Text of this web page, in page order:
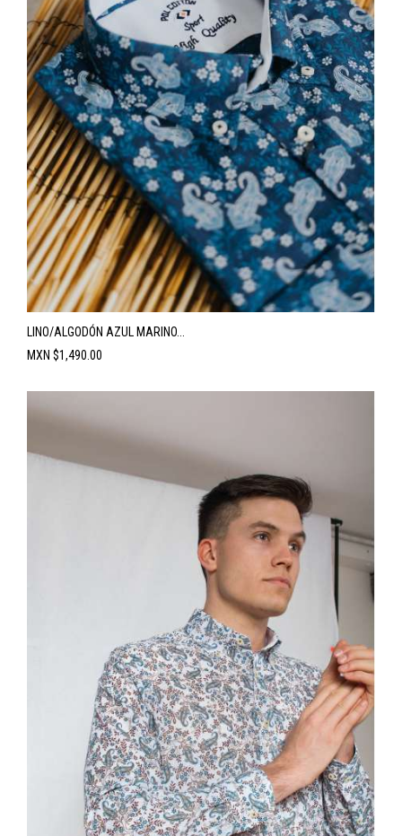
LINO/ALGODÓN AZUL MARINO...
Precio
MXN $1,490.00